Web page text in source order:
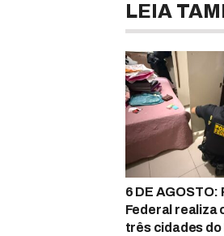
LEIA
6 DE AGOSTO:
Federal realiza
três cidades